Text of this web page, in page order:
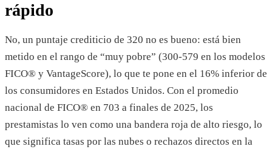
rápido
No, un puntaje crediticio de 320 no es bueno: está bien
metido en el rango de “muy pobre” (300-579 en los modelos
FICO® y VantageScore), lo que te pone en el 16% inferior de
los consumidores en Estados Unidos. Con el promedio
nacional de FICO® en 703 a finales de 2025, los
prestamistas lo ven como una bandera roja de alto riesgo, lo
que significa tasas por las nubes o rechazos directos en la